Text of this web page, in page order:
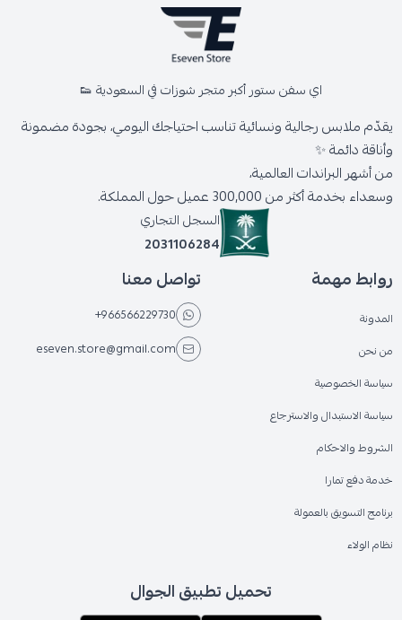
اي سفن ستور أكبر متجر شوزات في السعودية 👟
يقدّم ملابس رجالية ونسائية تناسب احتياجك اليومي، بجودة مضمونة
وأناقة دائمة ✨
من أشهر البراندات العالمية،
وسعداء بخدمة أكثر من 300,000 عميل حول المملكة.
السجل التجاري
2031106284
روابط مهمة
المدونة
من نحن
سياسة الخصوصية
سياسة الاستبدال والاسترجاع
الشروط والاحكام
خدمة دفع تمارا
برنامج التسويق بالعمولة
نظام الولاء
تواصل معنا
+966566229730
eseven.store@gmail.com
تحميل تطبيق الجوال